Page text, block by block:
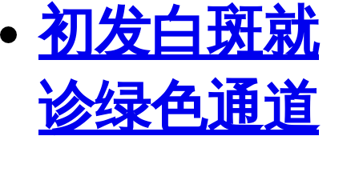
初发白斑就
诊绿色通道